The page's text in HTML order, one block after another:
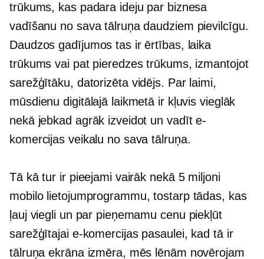
trūkums, kas padara ideju par biznesa
vadīšanu no sava tālruņa daudziem pievilcīgu.
Daudzos gadījumos tas ir ērtības, laika
trūkums vai pat pieredzes trūkums, izmantojot
sarežģītāku, datorizētavidējs. Par laimi,
mūsdienu digitālajā laikmetā ir kļuvis vieglāk
nekā jebkad agrāk izveidot un vadīt e-
komercijas veikalu no sava tālruņa.
Tā kā tur ir pieejami vairāk nekā 5 miljoni
mobilo lietojumprogrammu, tostarp tādas, kas
ļauj viegli un par pieņemamu cenu piekļūt
sarežģītajai e-komercijas pasaulei, kad tā ir
tālruņa ekrāna izmēra, mēs lēnām novērojam